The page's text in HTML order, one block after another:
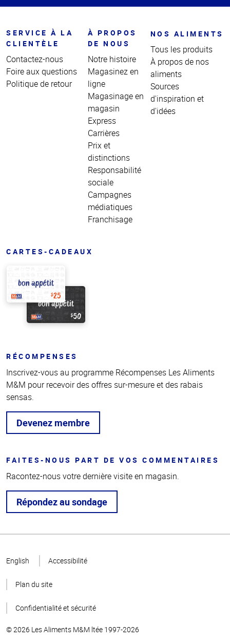
SERVICE À LA
CLIENTÈLE
Contactez-nous
Foire aux questions
Politique de retour
À PROPOS
DE NOUS
Notre histoire
Magasinez en
ligne
Magasinage en
magasin
Express
Carrières
Prix et
distinctions
Responsabilité
sociale
Campagnes
médiatiques
Franchisage
NOS ALIMENTS
Tous les produits
À propos de nos
aliments
Sources
d'inspiration et
d'idées
CARTES-CADEAUX
RÉCOMPENSES
Inscrivez-vous au programme Récompenses Les Aliments
M&M pour recevoir des offres sur-mesure et des rabais
sensas.
Devenez membre
FAITES-NOUS PART DE VOS COMMENTAIRES
Racontez-nous votre dernière visite en magasin.
Répondez au sondage
page
English Accessibilité
Plan du site
Confidentialité et sécurité
© 2026 Les Aliments M&M ltée 1997-2026